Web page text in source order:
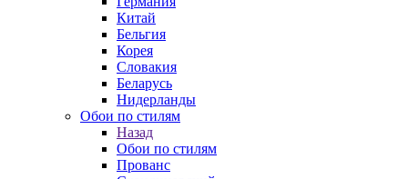
Китай
Бельгия
Корея
Словакия
Беларусь
Нидерланды
Обои по стилям
Назад
Обои по стилям
Прованс